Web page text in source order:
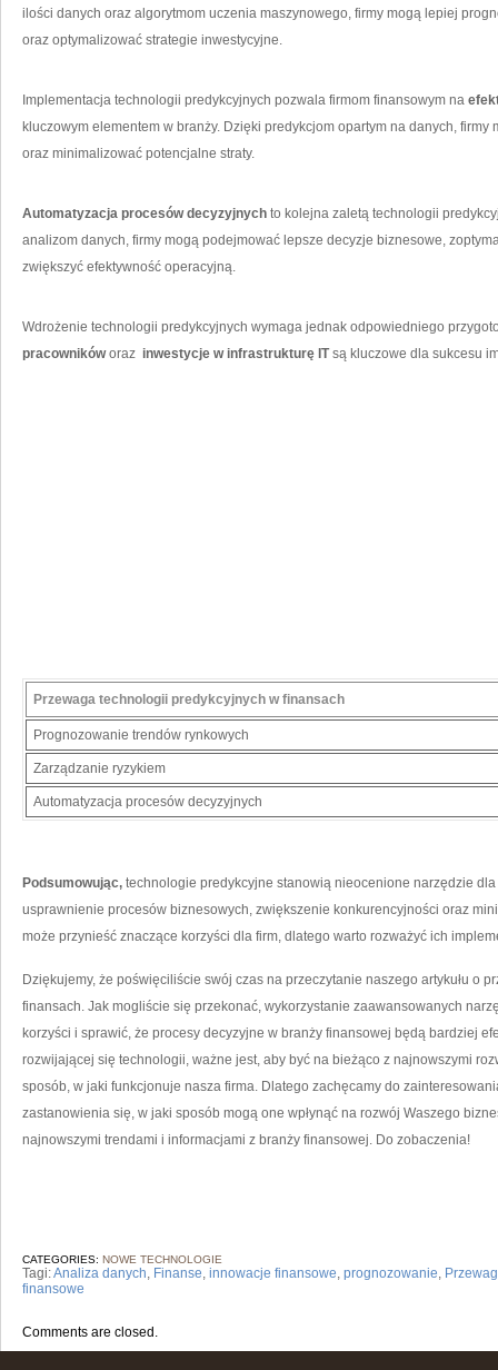
ilości ⁤danych oraz algorytmom uczenia maszynowego, firmy mogą​ lepiej
oraz optymalizować strategie‍ inwestycyjne.
Implementacja technologii predykcyjnych pozwala firmom ‌finansowym na
kluczowym elementem w branży. Dzięki predykcjom ⁢opartym na danych,
oraz minimalizować potencjalne⁤ straty.
Automatyzacja procesów decyzyjnych ‍to kolejna zaletą technologii
analizom danych, firmy mogą ⁤podejmować lepsze decyzje ‌biznesowe,
zwiększyć efektywność operacyjną.
Wdrożenie ⁣technologii⁣ predykcyjnych wymaga jednak ⁤odpowiedniego
⁤pracownikóworaz ​ inwestycje w infrastrukturę ITsą ⁢kluczowe​ dla sukcesu
Przewaga technologii predykcyjnych w finansach
Prognozowanie trendów rynkowych
Zarządzanie ryzykiem
Automatyzacja procesów ‍decyzyjnych
Podsumowując, ‌technologie ‍predykcyjne‌ stanowią nieocenione narzędzie
usprawnienie⁢ procesów biznesowych, zwiększenie konkurencyjności oraz⁢
‍może przynieść ⁤znaczące korzyści dla firm, ‌dlatego warto ⁣rozważyć ‍ich
Dziękujemy, że poświęciliście‌ swój ⁤czas na przeczytanie ‌naszego artykułu⁣ o
finansach. ‌Jak mogliście się ‌przekonać, wykorzystanie ‍zaawansowanych
korzyści⁣ i sprawić, że ​procesy decyzyjne ⁤w branży⁢ finansowej będą bardziej
rozwijającej się technologii, ważne jest, ⁢aby być na bieżąco z najnowszymi
sposób, w jaki funkcjonuje nasza​ firma. Dlatego zachęcamy ‍do
zastanowienia​ się, w jaki sposób⁤ mogą one wpłynąć⁣ na‍ rozwój ⁣Waszego
najnowszymi ‌trendami i informacjami‌ z ‌branży finansowej. Do zobaczenia!
CATEGORIES: NOWE TECHNOLOGIE
Tagi:Analiza danych, Finanse, innowacje finansowe, prognozowanie,
finansowe
Comments are closed.